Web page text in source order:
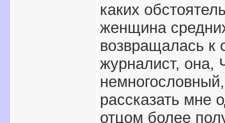
каких
женщина
возвращалась к
журналист, она,
рассказать мне
отцом более